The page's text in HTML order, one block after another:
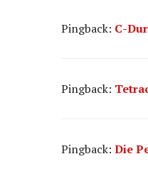
Pingback: C-
Pingback:
Pingback: Die